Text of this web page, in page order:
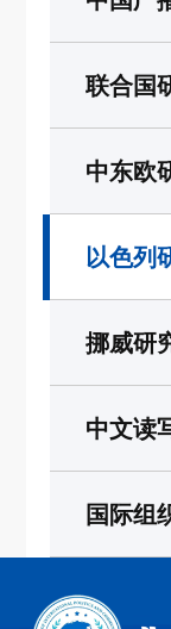
联合国
中东欧
以色列
挪威研
中文读
国际组